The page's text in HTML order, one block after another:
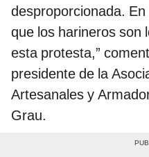
desproporcionada.
que los harineros son
esta protesta,”
presidente de la
Artesanales y
Grau.